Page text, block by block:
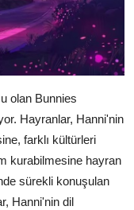
olan Bunnies
Hayranlar, Hanni'nin
farklı kültürleri
kurabilmesine hayran
sürekli konuşulan
Hanni'nin dil